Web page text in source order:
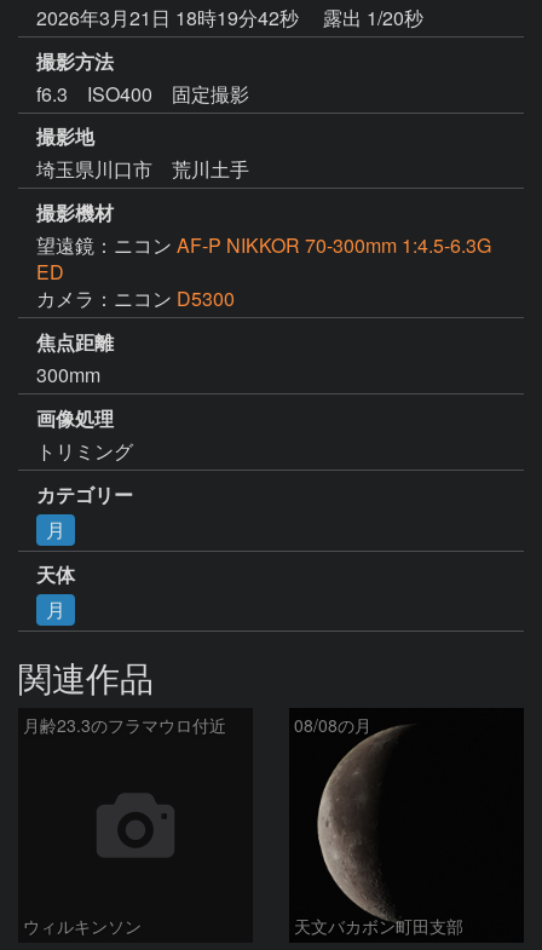
2026年3月21日 18時19分42秒
露出 1/20秒
撮影方法
f6.3 ISO400 固定撮影
撮影地
埼玉県川口市 荒川土手
撮影機材
望遠鏡：ニコン AF-P NIKKOR 70-300mm 1:4.5-6.3G
ED
カメラ：ニコン D5300
焦点距離
300mm
画像処理
トリミング
カテゴリー
月
天体
月
関連作品
月齢23.3のフラマウロ付近
ウィルキンソン
08/08の月
天文バカボン町田支部